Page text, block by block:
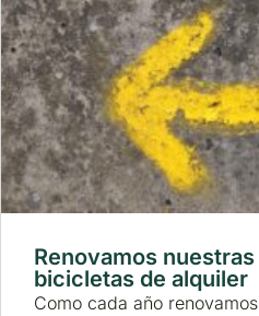
Renovamos nuestras
bicicletas de alquiler
Como cada año renovamos